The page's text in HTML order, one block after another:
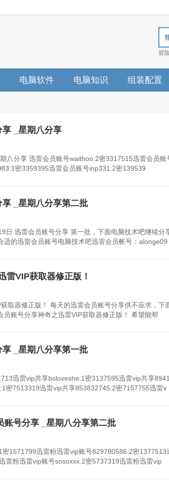
冒
电脑软件 电脑知识 组装配置
_星期八分享
八分享 迅雷会员账号waithoo:2密3317515迅雷会员账
密3359395迅雷会员账号inp331:2密139539
_星期八分享第二批
日 迅雷会员账号分享 第一批，下面电脑技术吧继续分
适的迅雷会员账号电脑技术吧迅雷会员帐号：alonge09
雷VIP获取器修正版！
取器修正版！ 每天的迅雷会员账号分享供不应求，下
员账号分享神奇之迅雷VIP获取器修正版！ 希望能帮
_星期八分享第一批
迅雷vip共享bsloveshe:1密3137595迅雷vip共享
密7513319迅雷vip共享853832745:2密7157755迅雷v
账号分享 _星期八分享第二批
1571799迅雷粉迅雷vip账号829780586:2密1377513
雷粉迅雷vip账号sosoxxx:2密5737319迅雷粉迅雷vip